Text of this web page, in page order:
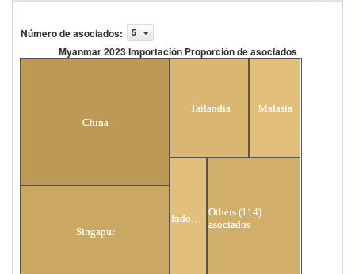
Número de asociados: 5
Myanmar 2023 Importación Proporción de asociados
China
Singapur
Tailandia Malasia
Others (114)
asociados